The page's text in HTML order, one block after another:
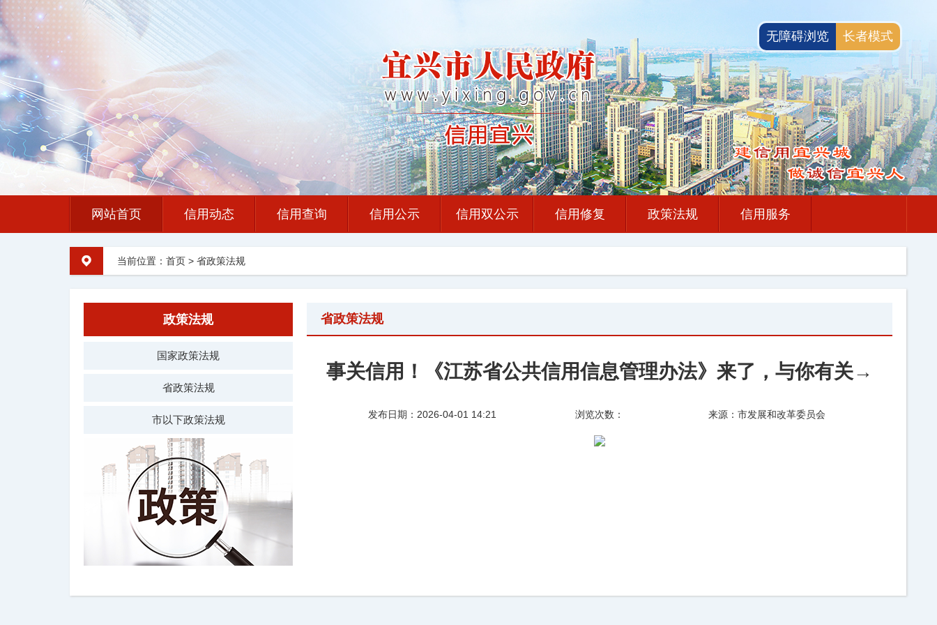
网站首页 信用动态 信用查询 信用公示 信用双公示 信用修复 政策法规 信用服务
当前位置： 首页 > 省政策法规
政策法规
国家政策法规
省政策法规
市以下政策法规
省政策法规
事关信用！《江苏省公共信用信息管理办法》来了，与你有关→
发布日期：2026-04-01 14:21 浏览次数： 来源：市发展和改革委员会
无障碍浏览 长者模式